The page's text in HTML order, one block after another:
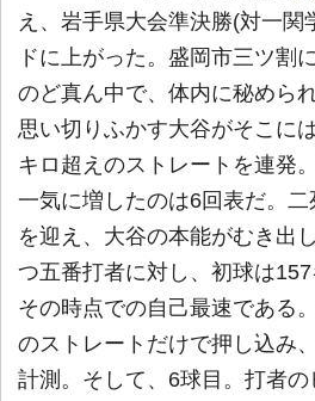
え、岩手県大会準決勝(対一関
ドに上がった。盛岡市三ツ割
のど真ん中で、体内に秘めら
思い切りふかす大谷がそこに
キロ超えのストレートを連発
一気に増したのは6回表だ。
を迎え、大谷の本能がむき出
つ五番打者に対し、初球は157
その時点での自己最速である
のストレートだけで押し込み
計測。そして、6球目。打者